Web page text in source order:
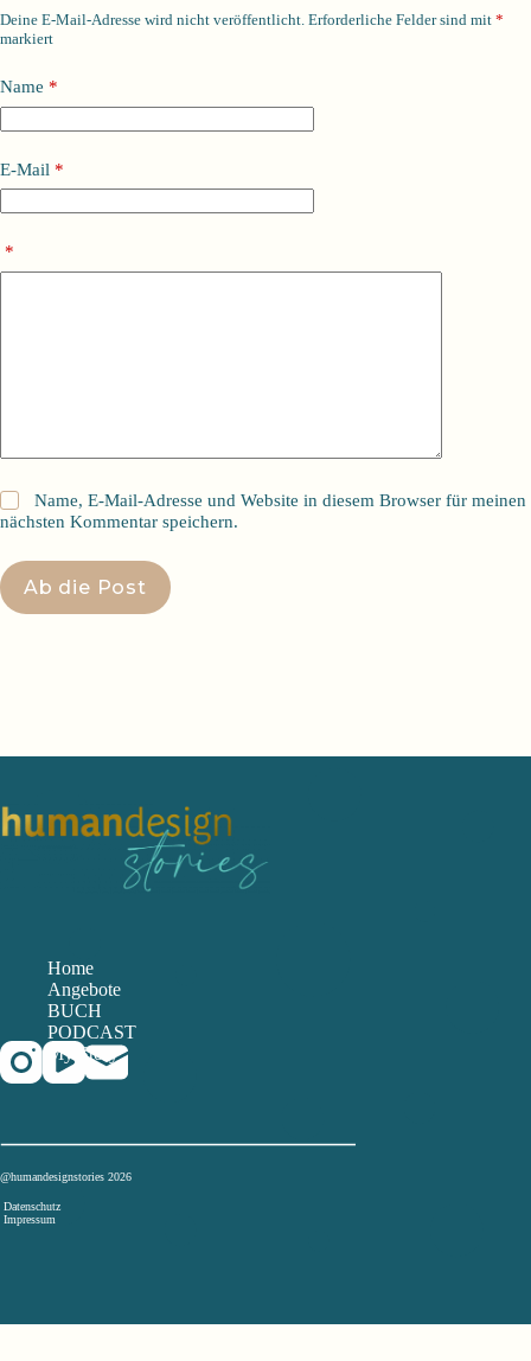
Deine E-Mail-Adresse wird nicht veröffentlicht. Erforderliche Felder sind mit *
markiert
Name *
E-Mail *
*
Name, E-Mail-Adresse und Website in diesem Browser für meinen
nächsten Kommentar speichern.
Ab die Post
Home
Angebote
BUCH
PODCAST
My Story
@humandesignstories 2026
Datenschutz
Impressum